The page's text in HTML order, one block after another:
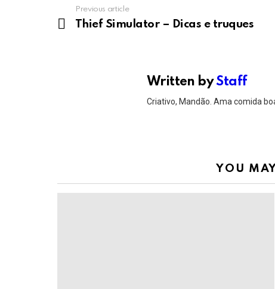
more
Previous article
Thief Simulator – Dicas e truques
Written byStaff
Criativo, Mandão. Ama comida
YOU